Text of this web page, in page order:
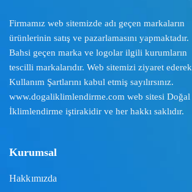
Firmamız web sitemizde adı geçen markaların
ürünlerinin satış ve pazarlamasını yapmaktadır.
Bahsi geçen marka ve logolar ilgili kurumların
tescilli markalarıdır. Web sitemizi ziyaret ederek
Kullanım Şartlarını kabul etmiş sayılırsınız.
www.dogaliklimlendirme.com web sitesi Doğal
İklimlendirme iştirakidir ve her hakkı saklıdır.
Kurumsal
Hakkımızda